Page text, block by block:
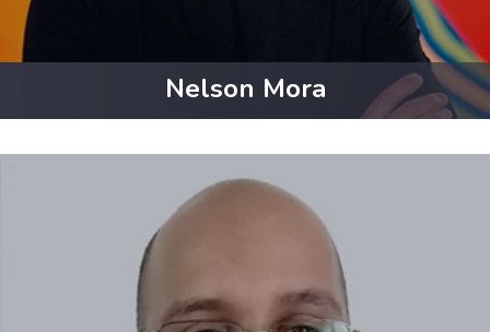
Nelson Mora